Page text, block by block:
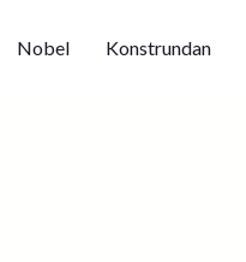
Nobel Konstrundan